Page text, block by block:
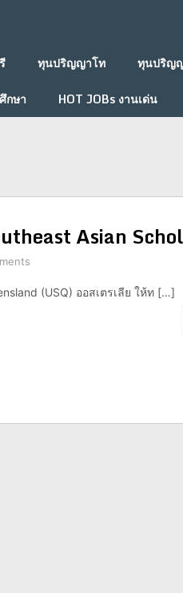
ทุนปริญญาโท ทุนปริญ
กษา HOT JOBs งานเด่น
Asian
(USQ) ออสเตรเลีย ให้ท […]